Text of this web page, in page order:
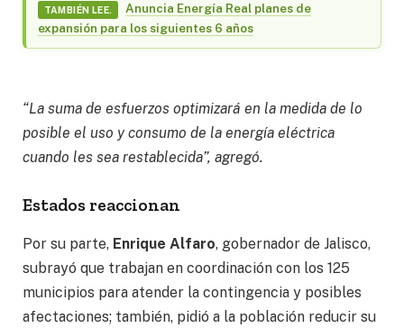
TAMBIÉN LEE.
Anuncia Energía Real planes de
expansión para los siguientes 6 años
“La suma de esfuerzos optimizará en la medida de lo
posible el uso y consumo de la energía eléctrica
cuando les sea restablecida”, agregó.
Estados reaccionan
Por su parte, Enrique Alfaro, gobernador de Jalisco,
subrayó que trabajan en coordinación con los 125
municipios para atender la contingencia y posibles
afectaciones; también, pidió a la población reducir su